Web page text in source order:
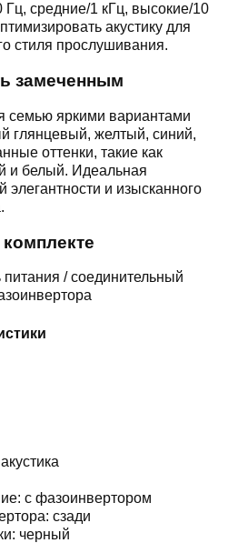
Гц, средние/1 кГц, высокие/10
акустику для
стиля прослушивания.
замеченным
семью яркими вариантами
глянцевый, желтый, синий,
оттенки, такие как
и белый. Идеальная
элегантности и изысканного
питания / соединительный
с фазоинвертором
сзади
черный